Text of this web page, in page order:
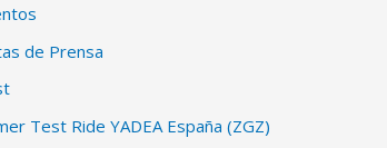
de Prensa
Test Ride YADEA España (ZGZ)